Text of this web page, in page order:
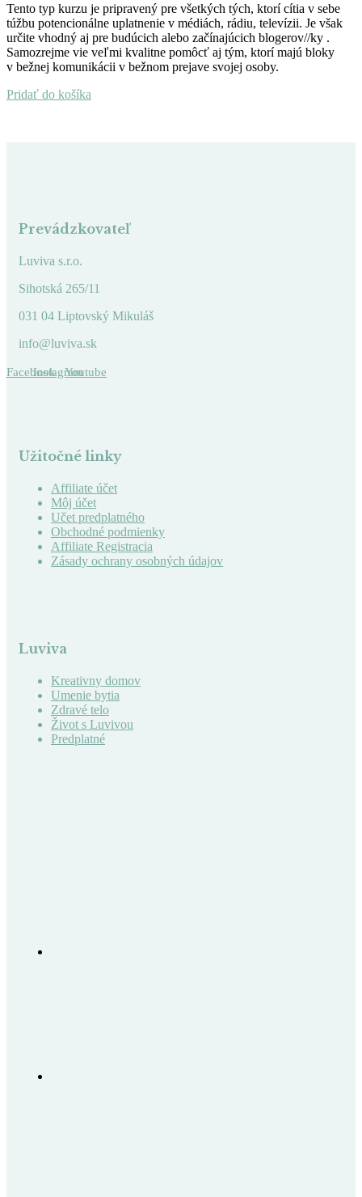
Tento typ kurzu je pripravený pre všetkých tých, ktorí cítia v sebe
túžbu potencionálne uplatnenie v médiách, rádiu, televízii. Je však
určite vhodný aj pre budúcich alebo začínajúcich blogerov//ky .
Samozrejme vie veľmi kvalitne pomôcť aj tým, ktorí majú bloky
v bežnej komunikácii v bežnom prejave svojej osoby.
Pridať do košíka
Prevádzkovateľ
Luviva s.r.o.
Sihotská 265/11
031 04 Liptovský Mikuláš
info@luviva.sk
FacebookInstagramYoutube
Užitočné linky
Affiliate účet
Môj účet
Učet predplatného
Obchodné podmienky
Affiliate Registracia
Zásady ochrany osobných údajov
Luviva
Kreativny domov
Umenie bytia
Zdravé telo
Život s Luvivou
Predplatné